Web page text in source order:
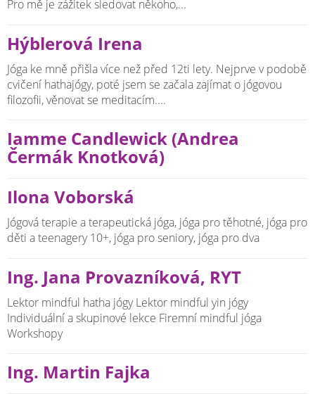
Pro mě je zážitek sledovat někoho,...
Hýblerová Irena
Jóga ke mně přišla více než před 12ti lety. Nejprve v podobě
cvičení hathajógy, poté jsem se začala zajímat o jógovou
filozofii, věnovat se meditacím....
Iamme Candlewick (Andrea
Čermák Knotková)
Ilona Voborská
Jógová terapie a terapeutická jóga, jóga pro těhotné, jóga pro
děti a teenagery 10+, jóga pro seniory, jóga pro dva
Ing. Jana Provazníková, RYT
Lektor mindful hatha jógy Lektor mindful yin jógy
Individuální a skupinové lekce Firemní mindful jóga
Workshopy
Ing. Martin Fajka